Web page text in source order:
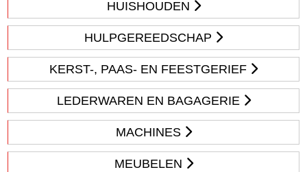
HUISHOUDEN
HULPGEREEDSCHAP
KERST-, PAAS- EN FEESTGERIEF
LEDERWAREN EN BAGAGERIE
MACHINES
MEUBELEN